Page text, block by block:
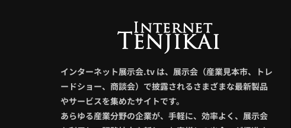
インターネット展示会.tv は、展示会（産業見本市、トレ
ードショー、商談会）で披露されるさまざまな最新製品
やサービスを集めたサイトです。
あらゆる産業分野の企業が、手軽に、効率よく、展示会